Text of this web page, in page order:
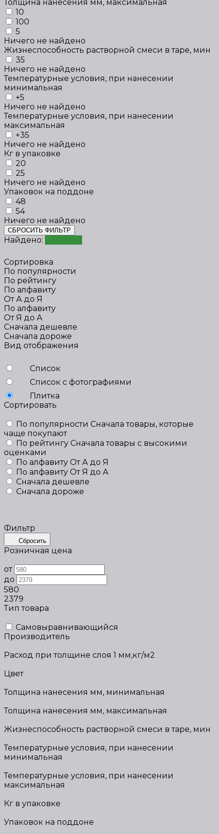
Толщина нанесения мм, максимальная
10
100
5
Ничего не найдено
Жизнеспособность растворной смеси в таре, мин
35
Ничего не найдено
Температурные условия, при нанесении
минимальная
+5
Ничего не найдено
Температурные условия, при нанесении
максимальная
+35
Ничего не найдено
Кг в упаковке
20
25
Ничего не найдено
Упаковок на поддоне
48
54
Ничего не найдено
СБРОСИТЬ ФИЛЬТР
Найдено:
Сортировка
По популярности
По рейтингу
По алфавиту
От А до Я
По алфавиту
От Я до А
Сначала дешевле
Сначала дороже
Вид отображения
Список
Список с фотографиями
Плитка
Сортировать
По популярности Сначала товары, которые
чаще покупают
По рейтингу Сначала товары с высокими
оценками
По алфавиту От А до Я
По алфавиту От Я до А
Сначала дешевле
Сначала дороже
Фильтр
Сбросить
Розничная цена
от
до
580
2379
Тип товара
Самовыравнивающийся
Производитель
Расход при толщине слоя 1 мм,кг/м2
Цвет
Толщина нанесения мм, минимальная
Толщина нанесения мм, максимальная
Жизнеспособность растворной смеси в таре, мин
Температурные условия, при нанесении
минимальная
Температурные условия, при нанесении
максимальная
Кг в упаковке
Упаковок на поддоне